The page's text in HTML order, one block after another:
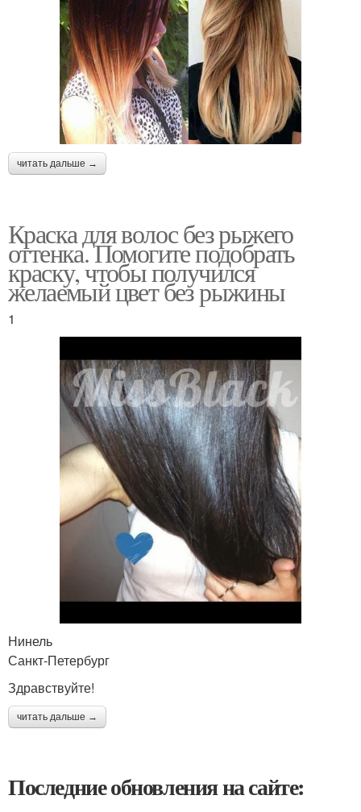
читать дальше →
Краска для волос без рыжего
оттенка. Помогите подобрать
краску, чтобы получился
желаемый цвет без рыжины
1
Нинель
Санкт-Петербург
Здравствуйте!
читать дальше →
Последние обновления на сайте: